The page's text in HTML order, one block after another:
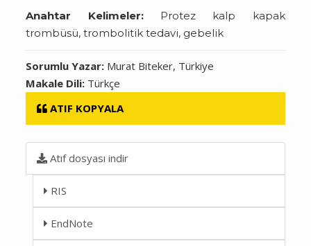
Anahtar Kelimeler:Protez kalp kapak
trombüsü, trombolitik tedavi, gebelik
Sorumlu Yazar: Murat Biteker, Türkiye
Makale Dili: Türkçe
ATIF KOPYALA
Atıf dosyası indir
RIS
EndNote